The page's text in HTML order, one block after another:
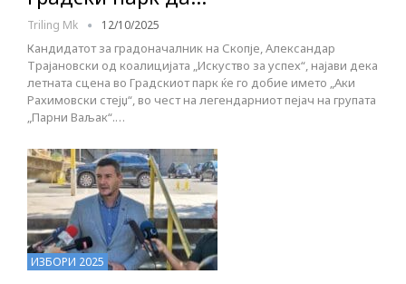
Triling Mk 12/10/2025
Кандидатот за градоначалник на Скопје, Александар
Трајановски од коалицијата „Искуство за успех“, најави дека
летната сцена во Градскиот парк ќе го добие името „Аки
Рахимовски стејџ“, во чест на легендарниот пејач на групата
„Парни Ваљак“.…
ИЗБОРИ 2025